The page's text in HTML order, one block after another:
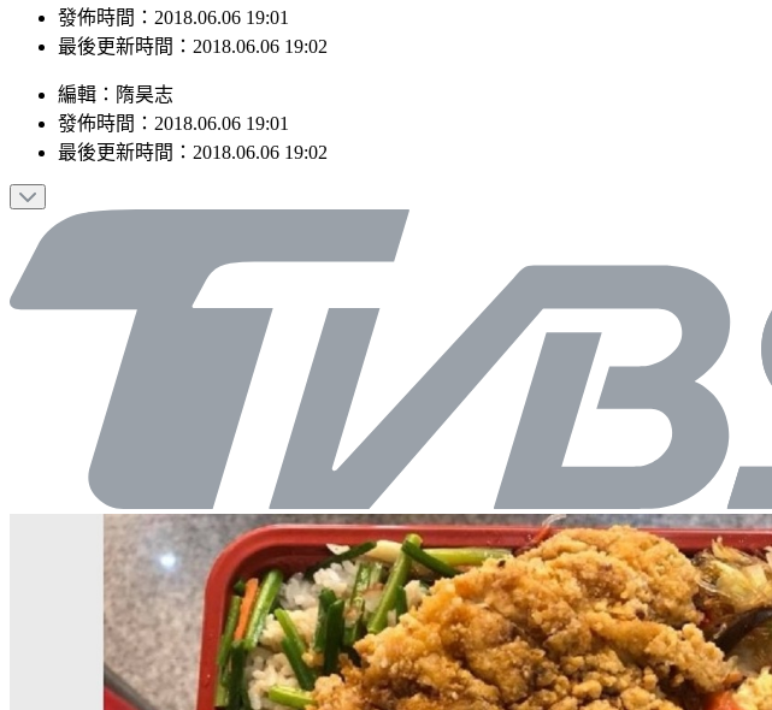
發佈時間：2018.06.06 19:01
最後更新時間：2018.06.06 19:02
編輯 ： 隋昊志
發佈時間： 2018.06.06 19:01
最後更新時間： 2018.06.06 19:02